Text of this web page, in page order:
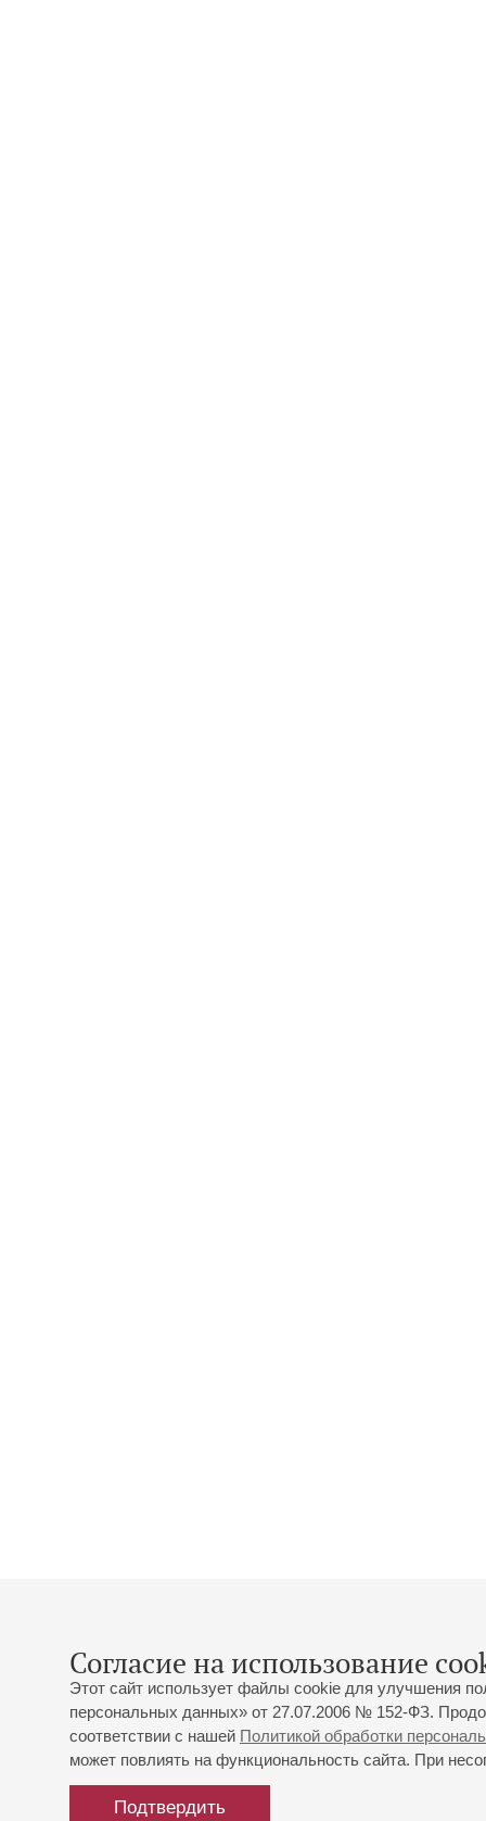
Согласие на использование
Этот сайт использует файлы cookie для улучшения
персональных данных» от 27.07.2006 № 152-ФЗ.
соответствии с нашей Политикой обработки
может повлиять на функциональность сайта. При
Подтвердить